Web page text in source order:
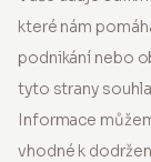
které nám
podnikání nebo
tyto strany
Informace
vhodné k